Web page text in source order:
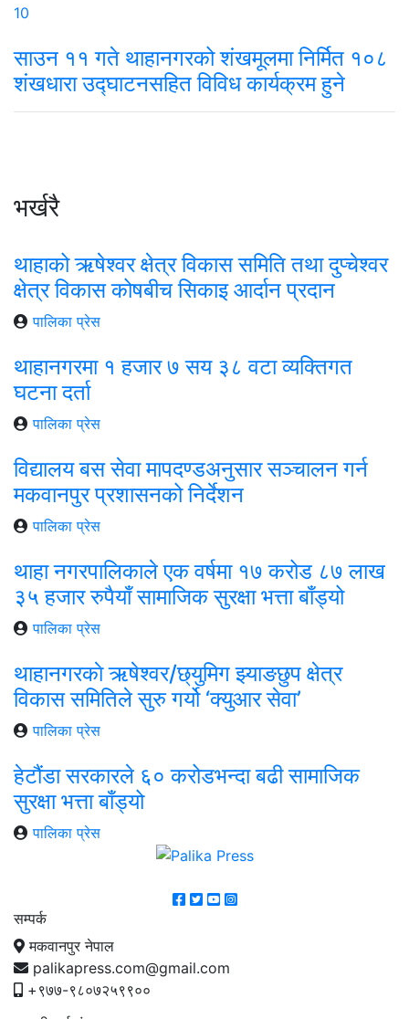
10
साउन ११ गते थाहानगरको शंखमूलमा निर्मित १०८
शंखधारा उद्घाटनसहित विविध कार्यक्रम हुने
भर्खरै
थाहाको ऋषेश्वर क्षेत्र विकास समिति तथा दुप्चेश्वर
क्षेत्र विकास कोषबीच सिकाइ आर्दान प्रदान
पालिका प्रेस
थाहानगरमा १ हजार ७ सय ३८ वटा व्यक्तिगत
घटना दर्ता
पालिका प्रेस
विद्यालय बस सेवा मापदण्डअनुसार सञ्चालन गर्न
मकवानपुर प्रशासनको निर्देशन
पालिका प्रेस
थाहा नगरपालिकाले एक वर्षमा १७ करोड ८७ लाख
३५ हजार रुपैयाँ सामाजिक सुरक्षा भत्ता बाँड्यो
पालिका प्रेस
थाहानगरकाे ऋषेश्वर/छ्युमिग झ्याङछुप क्षेत्र
विकास समितिले सुरु गर्यो ‘क्युआर सेवा’
पालिका प्रेस
हेटौंडा सरकारले ६० करोडभन्दा बढी सामाजिक
सुरक्षा भत्ता बाँड्यो
पालिका प्रेस
सम्पर्क
मकवानपुर नेपाल
palikapress.com@gmail.com
+९७७-९८०७२५९९००